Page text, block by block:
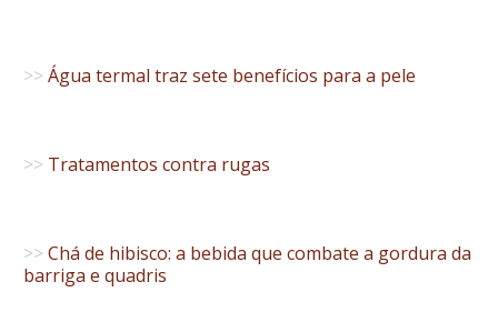
>> Água termal traz sete benefícios para a pele
>> Tratamentos contra rugas
>> Chá de hibisco: a bebida que combate a gordura da
barriga e quadris